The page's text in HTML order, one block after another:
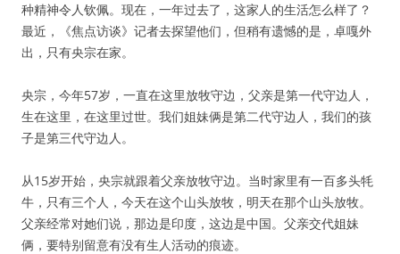
种精神令人钦佩。现在，一年过去了，这家人的生活怎么样了？
最近，《焦点访谈》记者去探望他们，但稍有遗憾的是，卓嘎外
出，只有央宗在家。
央宗，今年57岁，一直在这里放牧守边，父亲是第一代守边人，
生在这里，在这里过世。我们姐妹俩是第二代守边人，我们的孩
子是第三代守边人。
从15岁开始，央宗就跟着父亲放牧守边。当时家里有一百多头牦
牛，只有三个人，今天在这个山头放牧，明天在那个山头放牧。
父亲经常对她们说，那边是印度，这边是中国。父亲交代姐妹
俩，要特别留意有没有生人活动的痕迹。